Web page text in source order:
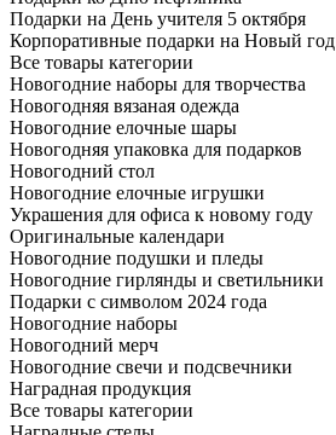
Подарки на День учителя 5 октября
Корпоративные подарки на Новый год
Все товары категории
Новогодние наборы для творчества
Новогодняя вязаная одежда
Новогодние елочные шары
Новогодняя упаковка для подарков
Новогодний стол
Новогодние елочные игрушки
Украшения для офиса к новому году
Оригинальные календари
Новогодние подушки и пледы
Новогодние гирлянды и светильники
Подарки с символом 2024 года
Новогодние наборы
Новогодний мерч
Новогодние свечи и подсвечники
Наградная продукция
Все товары категории